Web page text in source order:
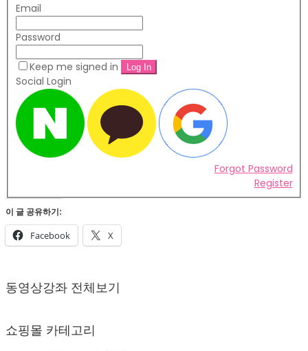
Email
Password
Keep me signed in
Social Login
Forgot Password
Register
이 글 공유하기:
Facebook X
02-
동영상강좌 전체보기
쇼핑몰 카테고리